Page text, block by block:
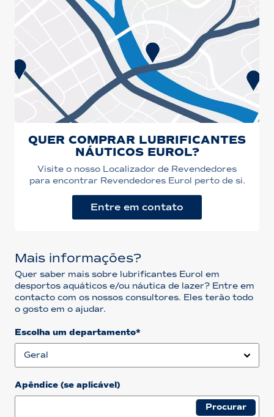
QUER COMPRAR LUBRIFICANTES
NÁUTICOS EUROL?
Visite o nosso Localizador de Revendedores
para encontrar Revendedores Eurol perto de si.
Entre em contato
Mais informações?
Quer saber mais sobre lubrificantes Eurol em
desportos aquáticos e/ou náutica de lazer? Entre em
contacto com os nossos consultores. Eles terão todo
o gosto em o ajudar.
Escolha um departamento*
Apêndice (se aplicável)